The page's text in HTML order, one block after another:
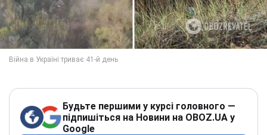
Будьте першими у курсі головного —
підпишіться на Новини на OBOZ.UA у
Google